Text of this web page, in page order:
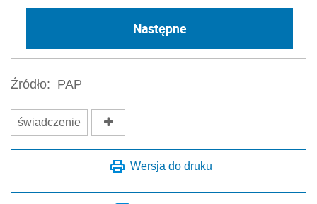
Następne
Źródło: PAP
świadczenie
Wersja do druku